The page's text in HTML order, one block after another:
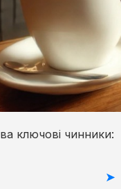
ключові чинники: